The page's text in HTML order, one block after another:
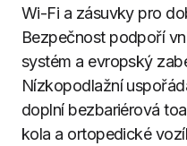
Wi-Fi a zásuvky pro
Bezpečnost podpoří
systém a evropský
Nízkopodlažní
doplní bezbariérová
kola a ortopedické